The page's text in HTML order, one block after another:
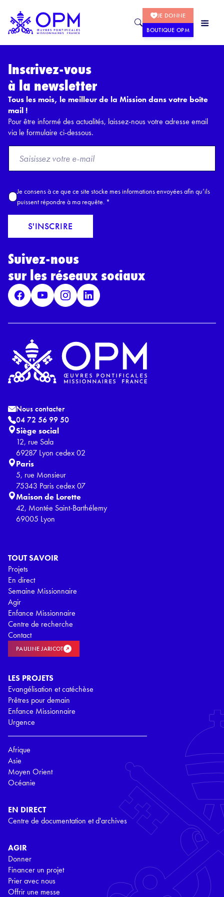
JE DONNE
BOUTIQUE OPM
Inscrivez-vous
à la newsletter
Tous les mois, le meilleur de la Mission dans votre boîte
mail !
Pour être informé des actualités, laissez-nous votre adresse email
via le formulaire ci-dessous.
o
E
a
l
A
c
c
r
R
P
D
*
Je consens à ce que ce site stocke mes informations envoyées afin qu’ils
puissent répondre à ma requête. *
S'INSCRIRE
Suivez-nous
sur les réseaux sociaux
TOUT SAVOIR
Projets
En direct
Semaine Missionnaire
Agir
Enfance Missionnaire
Centre de recherche
Contact
PAULINE JARICOT
LES PROJETS
Evangélisation et catéchèse
Prêtres pour demain
Enfance Missionnaire
Urgence
Afrique
Asie
Moyen Orient
Océanie
EN DIRECT
Centre de documentation et d'archives
AGIR
Donner
Financer un projet
Prier avec nous
Offrir une messe
Nous contacter
04 72 56 99 50
Siège social
12, rue Sala
69287 Lyon cedex 02
Paris
5, rue Monsieur
75343 Paris cedex 07
Maison de Lorette
42, Montée Saint-Barthélemy
69005 Lyon